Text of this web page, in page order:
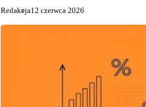
Redakcja12 czerwca 2026